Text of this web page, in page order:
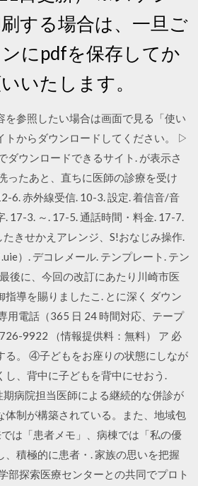
する場合は、一旦ご
にpdfを保存してか
いたします。
を参照したい場合は画面で見る「使い
トからダウンロードしてください。 ▷
ダウンロードできるサイト. が表示さ
ったあと、直ちに医師の診療を受け
6. 赤外線受信. 10-3. 設定. 着信音/音
17-3. ～. 17-5. 通話時間・料金. 17-7.
きせかえアレンジ、S!おなじみ操作.
）. デコレメール. テンプレート. テン
後に、今回の改訂にあたり川崎市医
指導を賜りましたこ. とに深く ダウン
用電話（365 日 24 時間対応、テープ
9922 （情報提供料：無料） ア 必
る。 ④子どもをお座りの状態にしなが
、背中に子どもを背中にせおう.
病院担当医師による継続的な併診が
体制が構築されている。また、地域包
は「患者メモ」、病棟では「私の優
、積極的に患者・. 家族の思いを把握
部探索医療センターとの共同でプロト